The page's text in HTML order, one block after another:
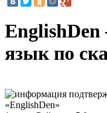
EnglishDen
язык по